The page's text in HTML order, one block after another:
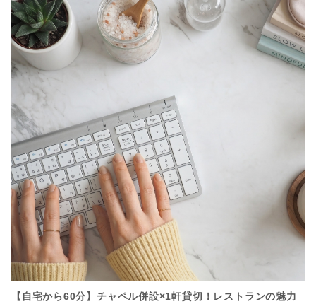
【自宅から60分】チャペル併設×1軒貸切！レストランの魅力